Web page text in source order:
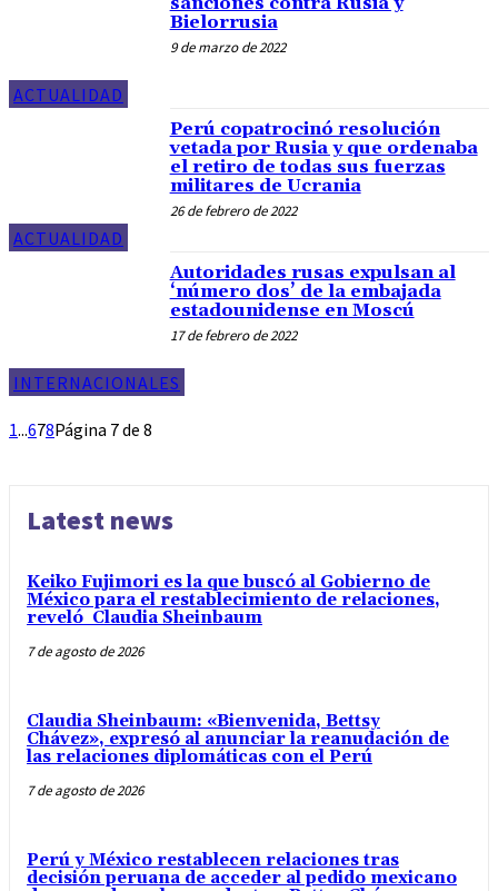
ACTUALIDAD
Bielorrusia
9 de marzo de 2022
ACTUALIDAD
Perú copatrocinó resolución
vetada por Rusia y que ordenaba
el retiro de todas sus fuerzas
militares de Ucrania
26 de febrero de 2022
INTERNACIONALES
Autoridades rusas expulsan al
‘número dos’ de la embajada
estadounidense en Moscú
17 de febrero de 2022
1...678Página 7 de 8
Latest news
Keiko Fujimori es la que buscó al Gobierno de
México para el restablecimiento de relaciones,
reveló Claudia Sheinbaum
7 de agosto de 2026
Claudia Sheinbaum: «Bienvenida, Bettsy
Chávez», expresó al anunciar la reanudación de
las relaciones diplomáticas con el Perú
7 de agosto de 2026
Perú y México restablecen relaciones tras
decisión peruana de acceder al pedido mexicano